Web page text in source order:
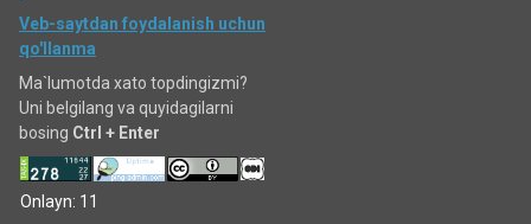
Veb-saytdan foydalanish uchun
qo'llanma
Ma`lumotda xato topdingizmi?
Uni belgilang va quyidagilarni
bosing Ctrl + Enter
Onlayn: 11